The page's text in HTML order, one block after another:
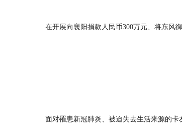
在开展向襄阳捐款人民币300万元、将东风
面对罹患新冠肺炎、被迫失去生活来源的